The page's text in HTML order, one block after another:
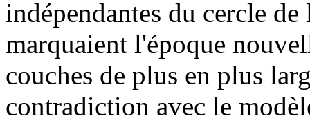
indépendantes du cercle
marquaient l'époque
couches de plus en plus
contradiction avec le